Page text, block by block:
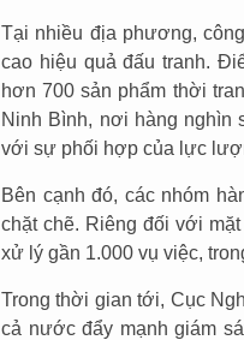
Tại nhiều địa phương,
cao hiệu quả đấu tranh.
hơn 700 sản phẩm thời
Ninh Bình, nơi hàng nghìn
với sự phối hợp của lực
Bên cạnh đó, các nhóm
chặt chẽ. Riêng đối với
xử lý gần 1.000 vụ việc,
Trong thời gian tới, Cục
cả nước đẩy mạnh giám